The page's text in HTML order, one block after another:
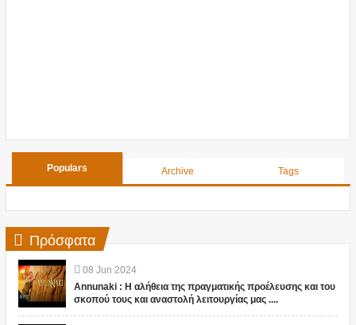
Populars Archive Tags
Πρόσφατα
08 Jun 2024
Annunaki : Η αλήθεια της πραγματικής προέλευσης και του
σκοπού τους και αναστολή λειτουργίας μας ....